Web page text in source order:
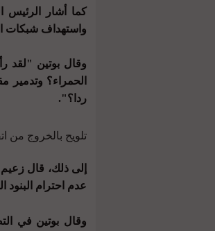
كما أشار الرئيس
واستهداف شبكات
وقال بوتين "لقد
الحمراء؟ وتدمير
ردا؟".
تلويح بالخروج من
إلى ذلك، قال
عدم احترام
وقال بوتين في